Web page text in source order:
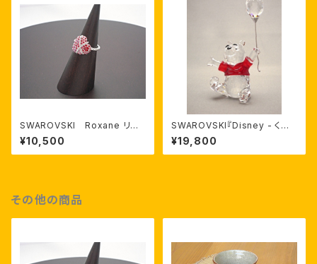
SWAROVSKI Roxane リン
グ
¥10,500
SWAROVSKI『Disney - くま
のプーさん』スワロフスキー商品
番号 905768
¥19,800
その他の商品